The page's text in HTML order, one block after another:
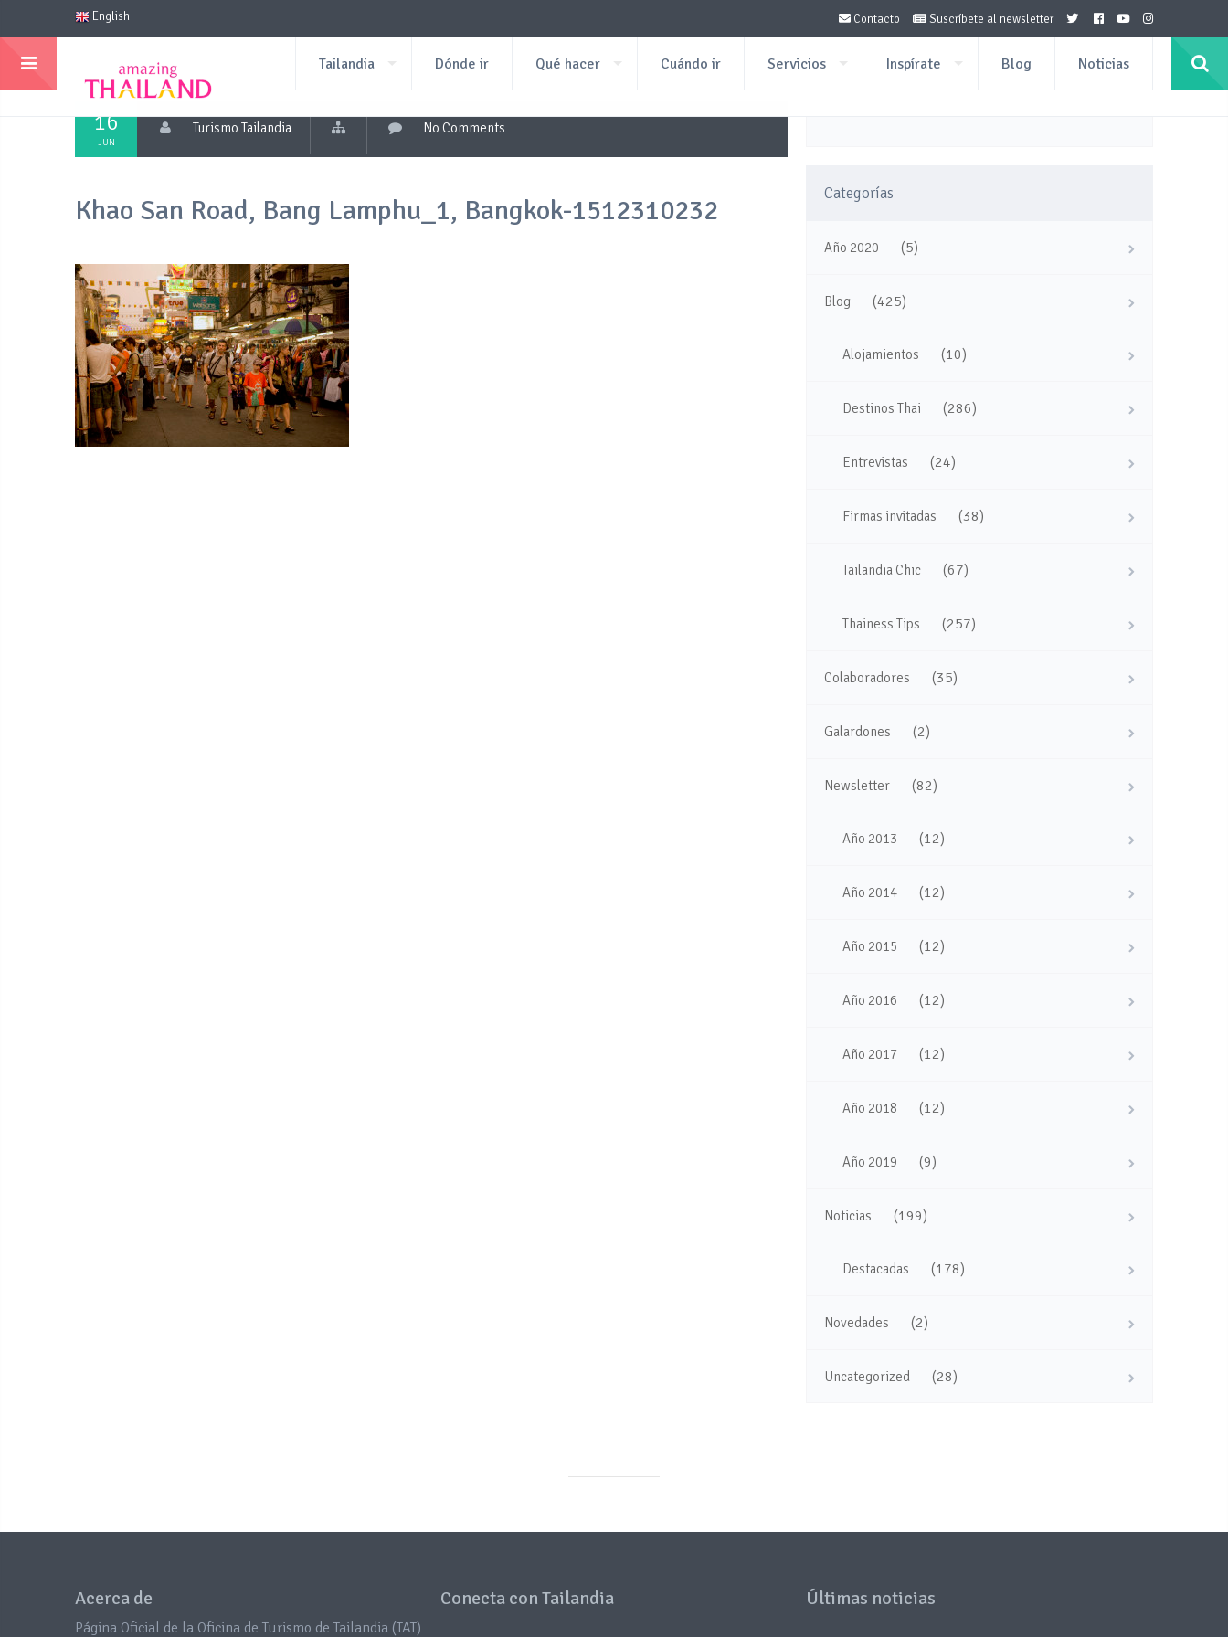
English Contacto Suscríbete al newsletter
Tailandia Dónde ir Qué hacer Cuándo ir Servicios Inspírate Blog Noticias
16
JUN
Turismo Tailandia No Comments
Khao San Road, Bang Lamphu_1, Bangkok-1512310232
Categorías
Año 2020 (5)
Blog (425)
Alojamientos (10)
Destinos Thai (286)
Entrevistas (24)
Firmas invitadas (38)
Tailandia Chic (67)
Thainess Tips (257)
Colaboradores (35)
Galardones (2)
Newsletter (82)
Año 2013 (12)
Año 2014 (12)
Año 2015 (12)
Año 2016 (12)
Año 2017 (12)
Año 2018 (12)
Año 2019 (9)
Noticias (199)
Destacadas (178)
Novedades (2)
Uncategorized (28)
Acerca de
Página Oficial de la Oficina de Turismo de Tailandia (TAT)
Conecta con Tailandia Últimas noticias